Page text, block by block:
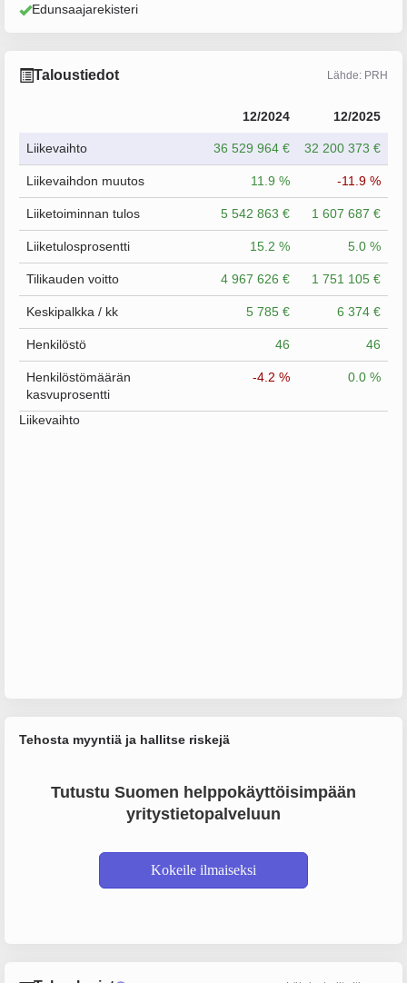
Edunsaajarekisteri
Taloustiedot Lähde: PRH
12/2024 12/2025
Liikevaihto 36 529 964 € 32 200 373 €
Liikevaihdon muutos 11.9 % -11.9 %
Liiketoiminnan tulos 5 542 863 € 1 607 687 €
Liiketulosprosentti 15.2 % 5.0 %
Tilikauden voitto 4 967 626 € 1 751 105 €
Keskipalkka / kk 5 785 € 6 374 €
Henkilöstö 46 46
Henkilöstömäärän
kasvuprosentti
-4.2 % 0.0 %
Liikevaihto
Tehosta myyntiä ja hallitse riskejä
Tutustu Suomen helppokäyttöisimpään
yritystietopalveluun
Kokeile ilmaiseksi